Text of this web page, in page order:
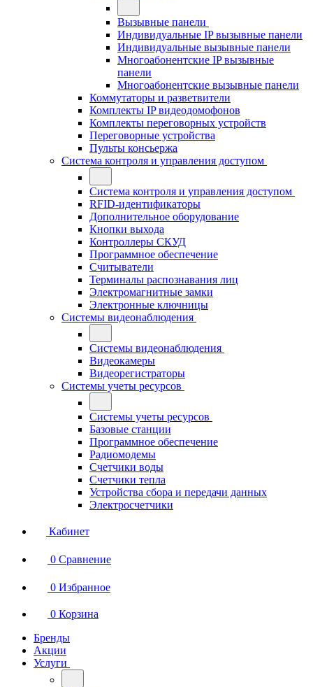
Вызывные панели
Индивидуальные IP вызывные панели
Индивидуальные вызывные панели
Многоабонентские IP вызывные
панели
Многоабонентские вызывные панели
Коммутаторы и разветвители
Комплекты IP видеодомофонов
Комплекты переговорных устройств
Переговорные устройства
Пульты консьержа
Система контроля и управления доступом
Система контроля и управления доступом
RFID-идентификаторы
Дополнительное оборудование
Кнопки выхода
Контроллеры СКУД
Программное обеспечение
Считыватели
Терминалы распознавания лиц
Электромагнитные замки
Электронные ключницы
Системы видеонаблюдения
Системы видеонаблюдения
Видеокамеры
Видеорегистраторы
Системы учеты ресурсов
Системы учеты ресурсов
Базовые станции
Программное обеспечение
Радиомодемы
Счетчики воды
Счетчики тепла
Устройства сбора и передачи данных
Электросчетчики
Кабинет
0 Сравнение
0 Избранное
0 Корзина
Бренды
Акции
Услуги